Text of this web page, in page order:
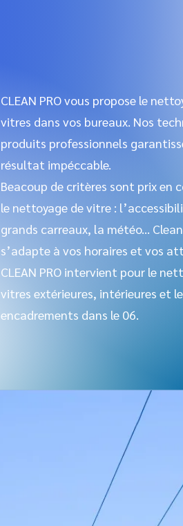
CLEAN PRO vous propose le
vitres dans vos bureaux. Nos
produits professionnels
résultat impéccable.
Beacoup de critères sont prix en
le nettoyage de vitre :
grands carreaux, la météo...
s’adapte à vos horaires et vos
CLEAN PRO intervient pour le
vitres extérieures, intérieures et
encadrements dans le 06.